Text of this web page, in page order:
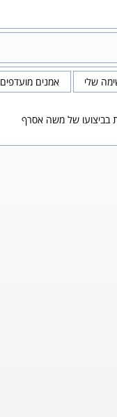
שלי אמנים מועדפים
בביצועו של משה אסרף